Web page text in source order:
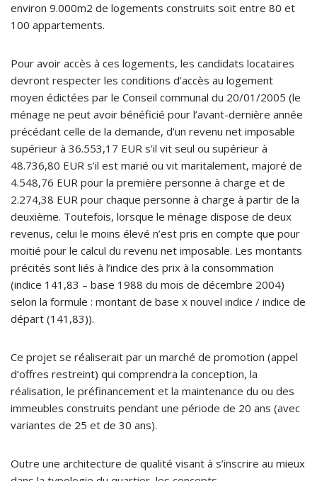
environ 9.000m2 de logements construits soit entre 80 et
100 appartements.
Pour avoir accès à ces logements, les candidats locataires
devront respecter les conditions d’accès au logement
moyen édictées par le Conseil communal du 20/01/2005 (le
ménage ne peut avoir bénéficié pour l’avant-dernière année
précédant celle de la demande, d’un revenu net imposable
supérieur à 36.553,17 EUR s’il vit seul ou supérieur à
48.736,80 EUR s’il est marié ou vit maritalement, majoré de
4.548,76 EUR pour la première personne à charge et de
2.274,38 EUR pour chaque personne à charge à partir de la
deuxième. Toutefois, lorsque le ménage dispose de deux
revenus, celui le moins élevé n’est pris en compte que pour
moitié pour le calcul du revenu net imposable. Les montants
précités sont liés à l’indice des prix à la consommation
(indice 141,83 – base 1988 du mois de décembre 2004)
selon la formule : montant de base x nouvel indice / indice de
départ (141,83)).
Ce projet se réaliserait par un marché de promotion (appel
d’offres restreint) qui comprendra la conception, la
réalisation, le préfinancement et la maintenance du ou des
immeubles construits pendant une période de 20 ans (avec
variantes de 25 et de 30 ans).
Outre une architecture de qualité visant à s’inscrire au mieux